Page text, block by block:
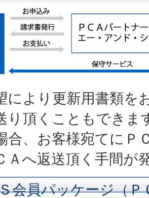
により更新用書類を
り頂くこともできま
合、お客様宛てにＰ
Ａへ返送頂く手間が
員パッケージ（Ｐ